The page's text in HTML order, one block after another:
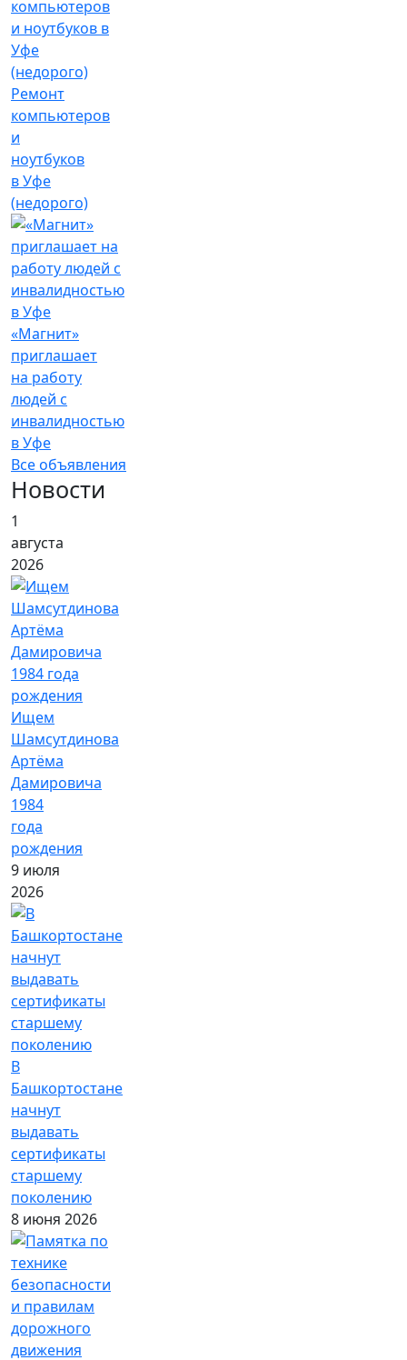
Ремонт
компьютеров
и
ноутбуков
в Уфе
(недорого)
«Магнит»
приглашает
на работу
людей с
инвалидностью
в Уфе
Все объявления
Новости
1
августа
2026
Ищем
Шамсутдинова
Артёма
Дамировича
1984
года
рождения
9 июля
2026
В
Башкортостане
начнут
выдавать
сертификаты
старшему
поколению
8 июня 2026